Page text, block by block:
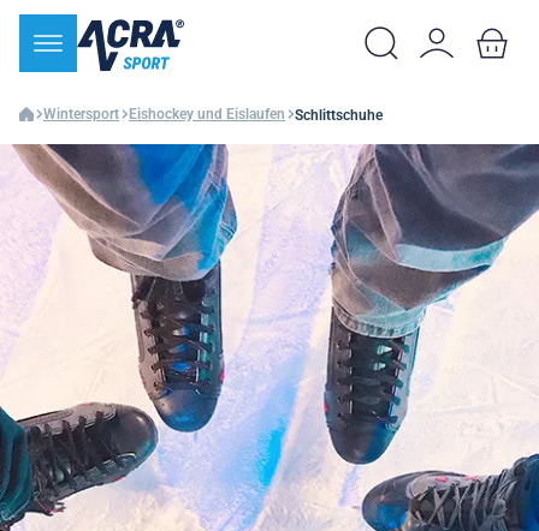
Wintersport Eishockey und Eislaufen Schlittschuhe